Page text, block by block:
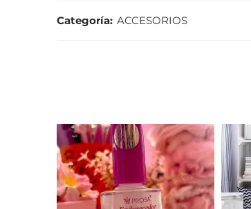
Categoría: ACCESORIOS